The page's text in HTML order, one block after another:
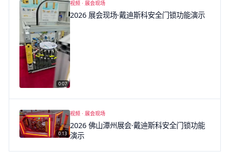
0:07
视频 · 展会现场
2026 展会现场·戴迪斯科安全门锁功能演示
0:13
视频 · 展会现场
2026 佛山潭州展会·戴迪斯科安全门锁功能
演示